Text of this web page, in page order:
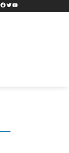
Facebook
TwitterYouTube